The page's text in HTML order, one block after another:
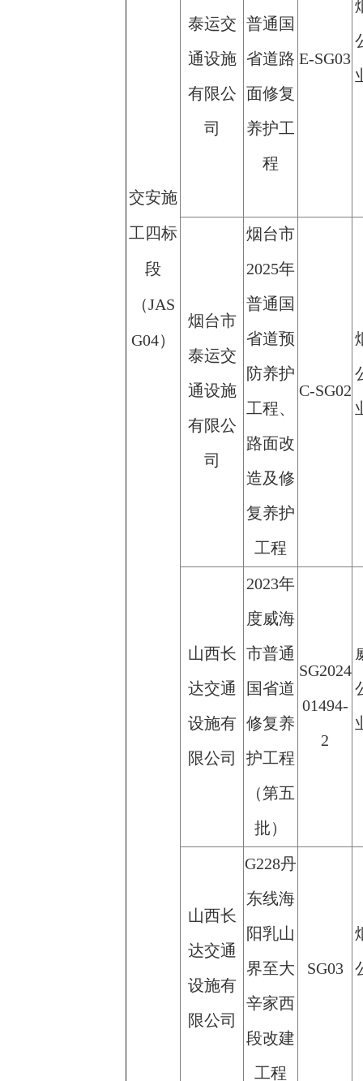
交安施
工四标
段
（JAS
G04）
泰运交
通设施
有限公
司
普通国
省道路
面修复
养护工
程
E-SG03
烟台市
泰运交
通设施
有限公
司
烟台市
2025年
普通国
省道预
防养护
工程、
路面改
造及修
复养护
工程
C-SG02
山西长
达交通
设施有
限公司
2023年
度威海
市普通
国省道
修复养
护工程
（第五
批）
SG2024
01494-
2
山西长
达交通
设施有
限公司
G228丹
东线海
阳乳山
界至大
辛家西
段改建
工程
SG03